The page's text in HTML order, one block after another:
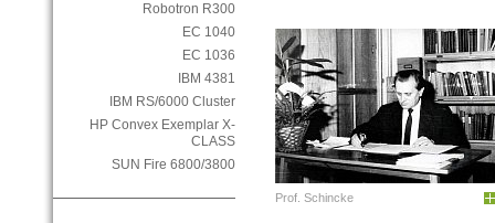
Robotron R300
EC 1040
EC 1036
IBM 4381
IBM RS/6000 Cluster
HP Convex Exemplar X-
CLASS
SUN Fire 6800/3800
Prof. Schincke